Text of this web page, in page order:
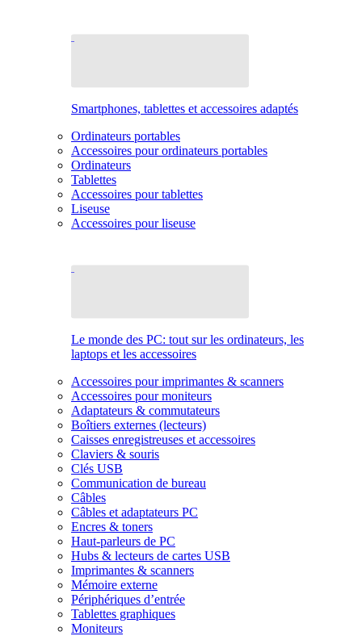
Smartphones, tablettes et accessoires adaptés
Ordinateurs portables
Accessoires pour ordinateurs portables
Ordinateurs
Tablettes
Accessoires pour tablettes
Liseuse
Accessoires pour liseuse
Le monde des PC: tout sur les ordinateurs, les
laptops et les accessoires
Accessoires pour imprimantes & scanners
Accessoires pour moniteurs
Adaptateurs & commutateurs
Boîtiers externes (lecteurs)
Caisses enregistreuses et accessoires
Claviers & souris
Clés USB
Communication de bureau
Câbles
Câbles et adaptateurs PC
Encres & toners
Haut-parleurs de PC
Hubs & lecteurs de cartes USB
Imprimantes & scanners
Mémoire externe
Périphériques d’entrée
Tablettes graphiques
Moniteurs